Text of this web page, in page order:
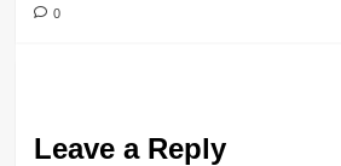
0
Leave a Reply